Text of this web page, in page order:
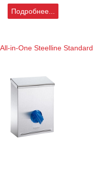
Подробнее...
in-One Steelline Standard